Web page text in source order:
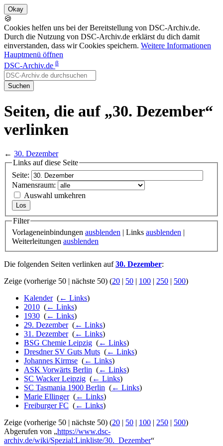
🍪
Cookies helfen uns bei der Bereitstellung von DSC-Archiv.de.
Durch die Nutzung von DSC-Archiv.de erklärst du dich damit
einverstanden, dass wir Cookies speichern. Weitere Informationen
Hauptmenü öffnen
DSC-Archiv.de β
Suchen
Seiten, die auf „30. Dezember“
verlinken
← 30. Dezember
Links auf diese Seite
Seite:
Namensraum:
Auswahl umkehren
Filter
Vorlageneinbindungen ausblenden | Links ausblenden |
Weiterleitungen ausblenden
Die folgenden Seiten verlinken auf30. Dezember:
Zeige (vorherige 50 | nächste 50) (20 | 50 | 100 | 250 | 500)
Kalender‎ (← Links)
2010 (← Links)
1930 (← Links)
29. Dezember‎ (← Links)
31. Dezember‎ (← Links)
BSG Chemie Leipzig (← Links)
Dresdner SV Guts Muts (← Links)
Johannes Kirmse (← Links)
ASK Vorwärts Berlin (← Links)
SC Wacker Leipzig (← Links)
SC Tasmania 1900 Berlin (← Links)
Marie Ellinger‎ (← Links)
Freiburger FC (← Links)
Zeige (vorherige 50 | nächste 50) (20 | 50 | 100 | 250 | 500)
Abgerufen von „https://www.dsc-
archiv.de/wiki/Spezial:Linkliste/30._Dezember“